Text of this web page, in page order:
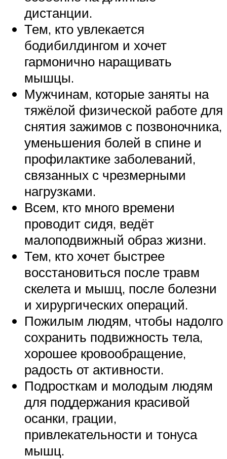
дистанции.
Тем, кто увлекается
бодибилдингом и хочет
гармонично наращивать
мышцы.
Мужчинам, которые заняты на
тяжёлой физической работе для
снятия зажимов с позвоночника,
уменьшения болей в спине и
профилактике заболеваний,
связанных с чрезмерными
нагрузками.
Всем, кто много времени
проводит сидя, ведёт
малоподвижный образ жизни.
Тем, кто хочет быстрее
восстановиться после травм
скелета и мышц, после болезни
и хирургических операций.
Пожилым людям, чтобы надолго
сохранить подвижность тела,
хорошее кровообращение,
радость от активности.
Подросткам и молодым людям
для поддержания красивой
осанки, грации,
привлекательности и тонуса
мышц.